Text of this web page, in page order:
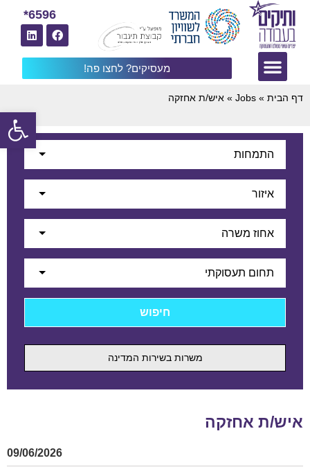
מעסיקים? לחצו פה!
6596*
דף הבית »
Jobs
» איש/ת אחזקה
התמחות
איזור
אחוז משרה
תחום תעסוקתי
משרות בשירות המדינה
איש/ת אחזקה
09/06/2026